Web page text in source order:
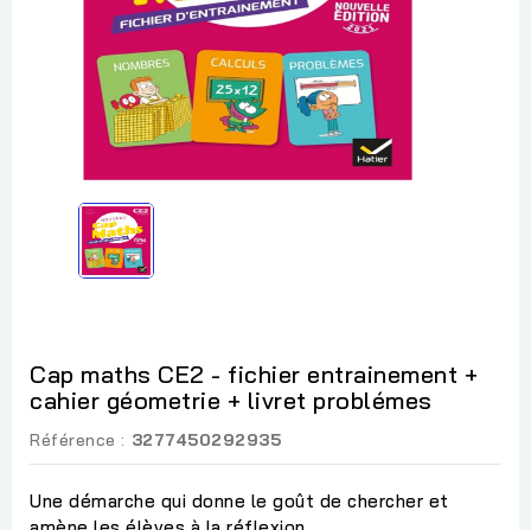
Cap maths CE2 - fichier entrainement +
cahier géometrie + livret problémes
Référence : 3277450292935
Une démarche qui donne le goût de chercher et